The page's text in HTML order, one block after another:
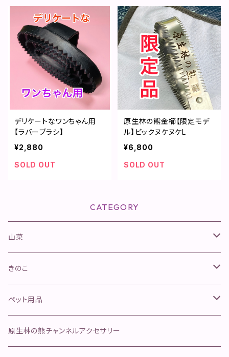
デリケートなワンちゃん用
【ラバーブラシ】
¥2,880
SOLD OUT
原生林の熊金櫛【限定モデ
ル】ビックヌケヌケL
¥6,800
SOLD OUT
CATEGORY
山菜
山菜きのこセット
ネマガリタケセット
ふきのとう
きのこ
松茸
舞茸
ペット用品
金櫛
原生林の熊チャンネルアクセサリー